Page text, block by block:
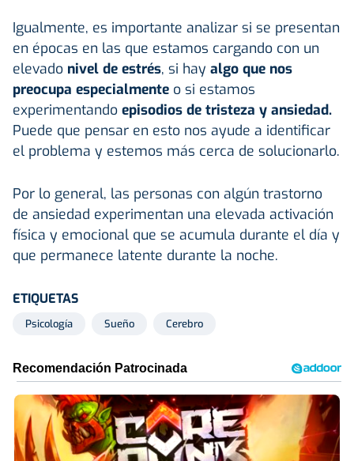
Igualmente, es importante analizar si se presentan
en épocas en las que estamos cargando con un
elevado nivel de estrés, si hay algo que nos
preocupa especialmente o si estamos
experimentando episodios de tristeza y ansiedad.
Puede que pensar en esto nos ayude a identificar
el problema y estemos más cerca de solucionarlo.
Por lo general, las personas con algún trastorno
de ansiedad experimentan una elevada activación
física y emocional que se acumula durante el día y
que permanece latente durante la noche.
ETIQUETAS
Psicología Sueño Cerebro